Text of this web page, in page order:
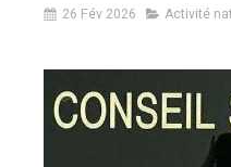
26 Fév 2026 Activité